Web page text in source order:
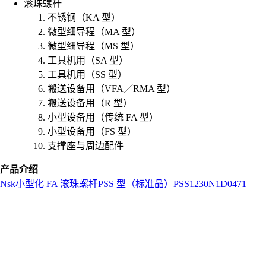
滚珠螺杆
不锈钢（KA 型）
微型细导程（MA 型）
微型细导程（MS 型）
工具机用（SA 型）
工具机用（SS 型）
搬送设备用（VFA／RMA 型）
搬送设备用（R 型）
小型设备用（传统 FA 型）
小型设备用（FS 型）
支撑座与周边配件
产品介绍
Nsk小型化 FA 滚珠螺杆PSS 型（标准品） PSS1230N1D0471